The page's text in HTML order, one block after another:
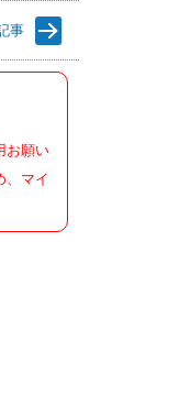
事
お願い
、マイ